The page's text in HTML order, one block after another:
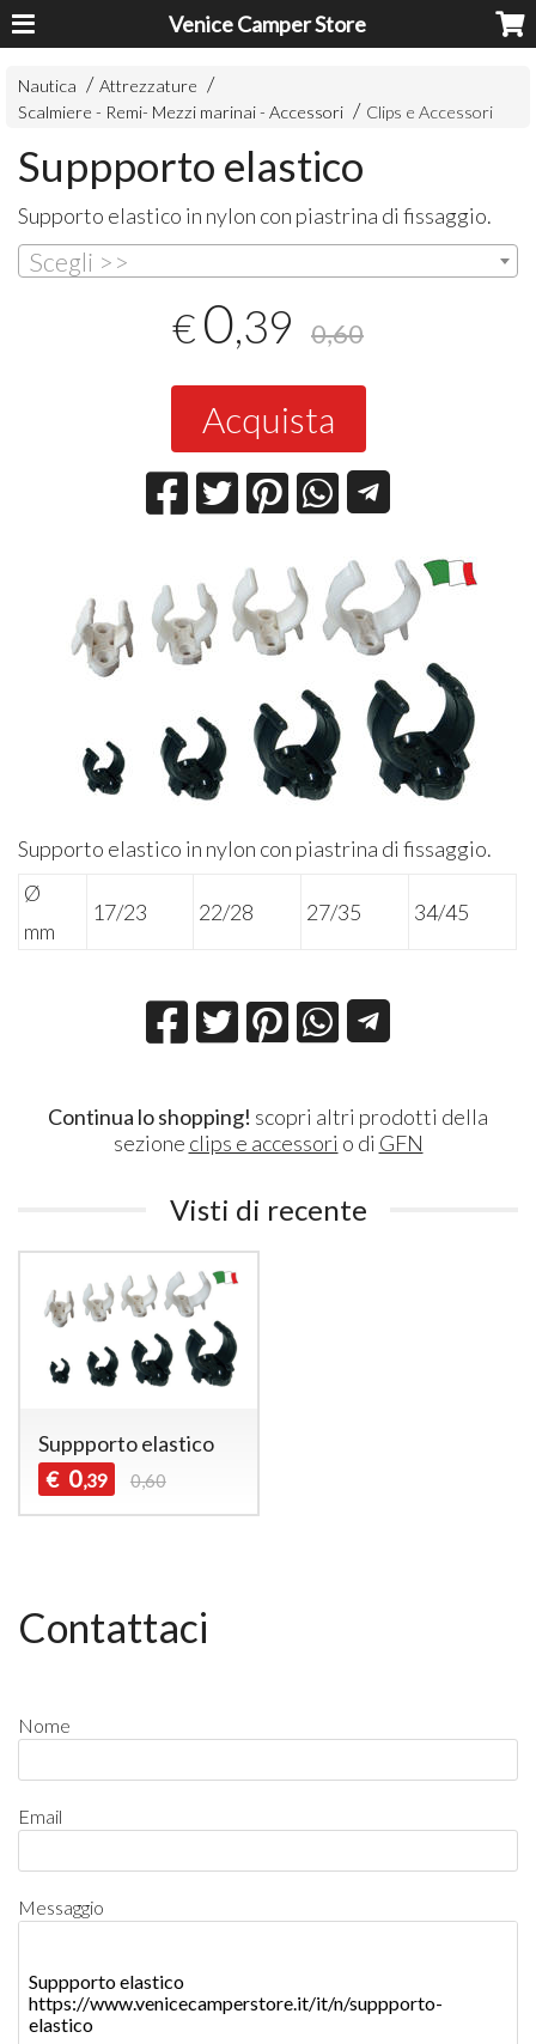
Venice Camper Store
Nautica
Attrezzature
Scalmiere - Remi- Mezzi marinai - Accessori
Clips e Accessori
Suppporto elastico
Supporto elastico in nylon con piastrina di fissaggio.
Scegli >>
€0,39 0,60
Acquista
Supporto elastico in nylon con piastrina di fissaggio.
Ø
mm
17/23 22/28 27/35 34/45
Continua lo shopping! scopri altri prodotti della
sezione clips e accessori o di GFN
Visti di recente
Suppporto elastico
€ 0,39 0,60
Contattaci
Nome
Email
Messaggio